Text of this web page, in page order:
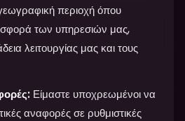
περιοχή όπου
των υπηρεσιών μας,
λειτουργίας μας και τους
Είμαστε υποχρεωμένοι να
αναφορές σε ρυθμιστικές